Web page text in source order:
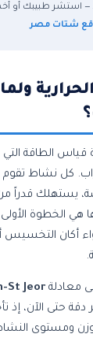
— استشر طبيبك أو
شتات مصر
قياس الطاقة
كل نشاط تقوم
يستهلك قدراً
هي الخطوة الأولى
أكان التخسيس
معادلةSt Jeor
دقة حتى الآن، إذ
ومستوى